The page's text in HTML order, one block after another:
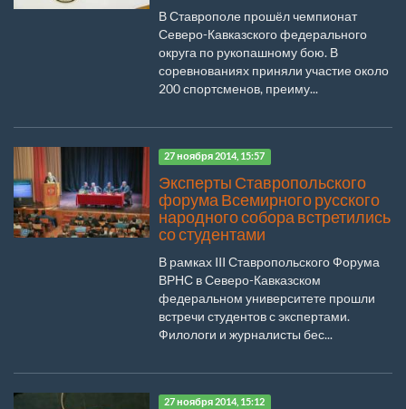
В Ставрополе прошёл чемпионат
Северо-Кавказского федерального
округа по рукопашному бою. В
соревнованиях приняли участие около
200 спортсменов, преиму...
27 ноября 2014, 15:57
Эксперты Ставропольского
форума Всемирного русского
народного собора встретились
со студентами
В рамках III Ставропольского Форума
ВРНС в Северо-Кавказском
федеральном университете прошли
встречи студентов с экспертами.
Филологи и журналисты бес...
27 ноября 2014, 15:12